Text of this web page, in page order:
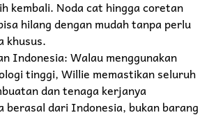
kembali. Noda cat hingga coretan
hilang dengan mudah tanpa perlu
khusus.
Indonesia: Walau menggunakan
tinggi, Willie memastikan seluruh
dan tenaga kerjanya
berasal dari Indonesia, bukan barang